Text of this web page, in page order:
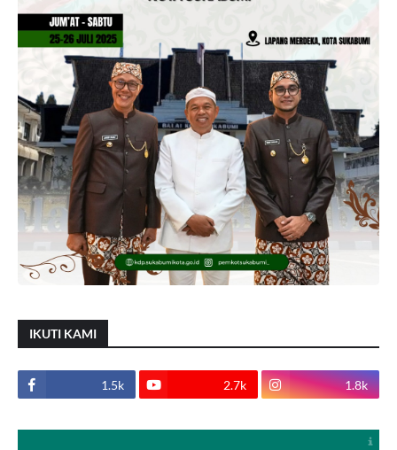
IKUTI KAMI
1.5k 2.7k 1.8k